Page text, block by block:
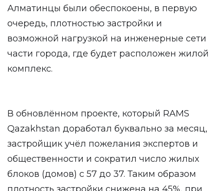
Алматинцы были обеспокоены, в первую
очередь, плотностью застройки и
возможной нагрузкой на инженерные сети
части города, где будет расположен жилой
комплекс.
В обновлённом проекте, который RAMS
Qazakhstan доработал буквально за месяц,
застройщик учёл пожелания экспертов и
общественности и сократил число жилых
блоков (домов) с 57 до 37. Таким образом